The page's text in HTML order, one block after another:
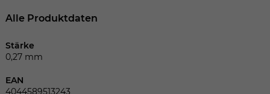
Alle Produktdaten
Stärke
0,27 mm
EAN
4044589513243
Anbieter